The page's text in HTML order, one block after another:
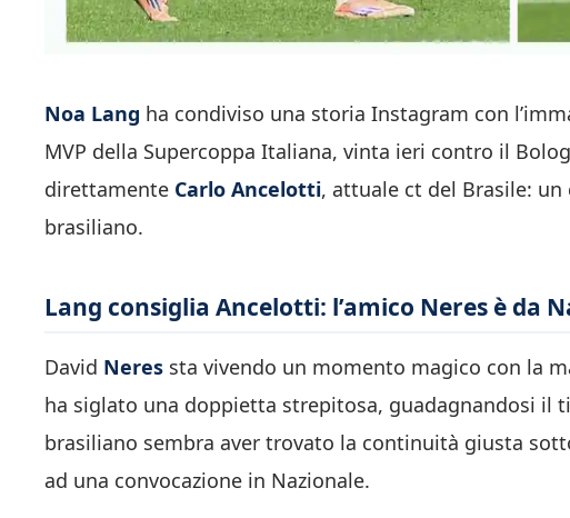
Noa Lang ha condiviso una storia Instagram con
MVP della Supercoppa Italiana, vinta ieri contro il
direttamente Carlo Ancelotti, attuale ct del Brasile:
brasiliano.
Lang consiglia Ancelotti: l’amico Neres è da
David Neres sta vivendo un momento magico con la
ha siglato una doppietta strepitosa, guadagnandosi il
brasiliano sembra aver trovato la continuità giusta
ad una convocazione in Nazionale.